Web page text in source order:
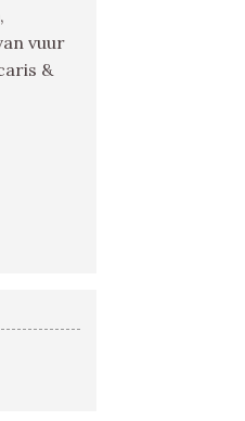
vuur
&